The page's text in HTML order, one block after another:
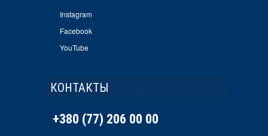
Instagram
Facebook
YouTube
КОНТАКТЫ
+380 (77) 206 00 00